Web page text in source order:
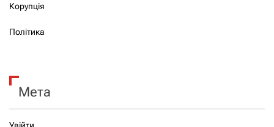
Корупція
Політика
Мета
Увійти